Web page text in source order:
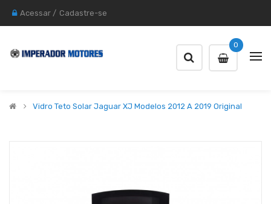
Acessar / Cadastre-se
0
Vidro Teto Solar Jaguar XJ Modelos 2012 A 2019 Original